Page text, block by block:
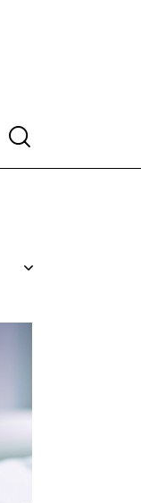
Search